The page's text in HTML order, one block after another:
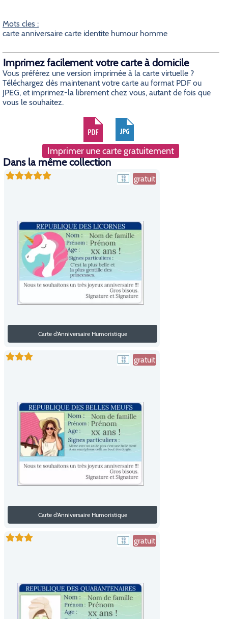
Mots cles :
carte anniversaire carte identite humour homme
Imprimez facilement votre carte à domicile
Vous préférez une version imprimée à la carte virtuelle ?
Téléchargez dès maintenant votre carte au format PDF ou
JPEG, et imprimez-la librement chez vous, autant de fois que
vous le souhaitez.
Imprimer une carte gratuitement
Dans la même collection
gratuit
Carte d'Anniversaire Humoristique
gratuit
Carte d'Anniversaire Humoristique
gratuit